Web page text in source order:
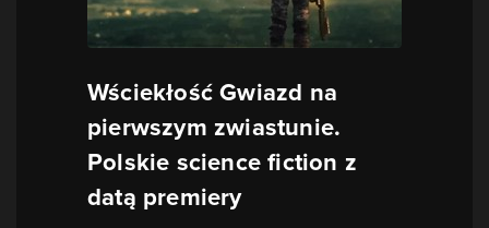
Wściekłość Gwiazd na
pierwszym zwiastunie.
Polskie science fiction z
datą premiery